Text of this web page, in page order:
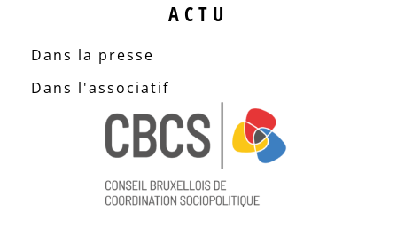
ACTU
Dans la presse
Dans l'associatif